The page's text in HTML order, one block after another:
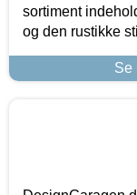
sortiment
og den rustikke
Se